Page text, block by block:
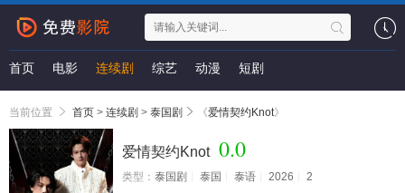
首页 电影 连续剧 综艺 动漫 短剧
当前位置 首页 > 连续剧 > 泰国剧 《爱情契约Knot》
爱情契约Knot 0.0
类型： 泰国剧 泰国 泰语 2026
2